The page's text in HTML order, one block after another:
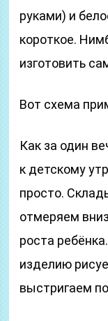
руками) и
короткое.
изготовить
Вот схема
Как за один
к детскому
просто.
отмеряем
роста
изделию
выстригаем